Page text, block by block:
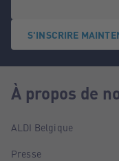
S'INSCRIRE
À propos de
ALDI Belgique
Presse